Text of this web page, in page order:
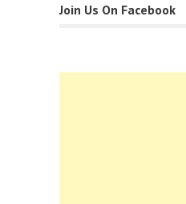
Join Us On Facebook